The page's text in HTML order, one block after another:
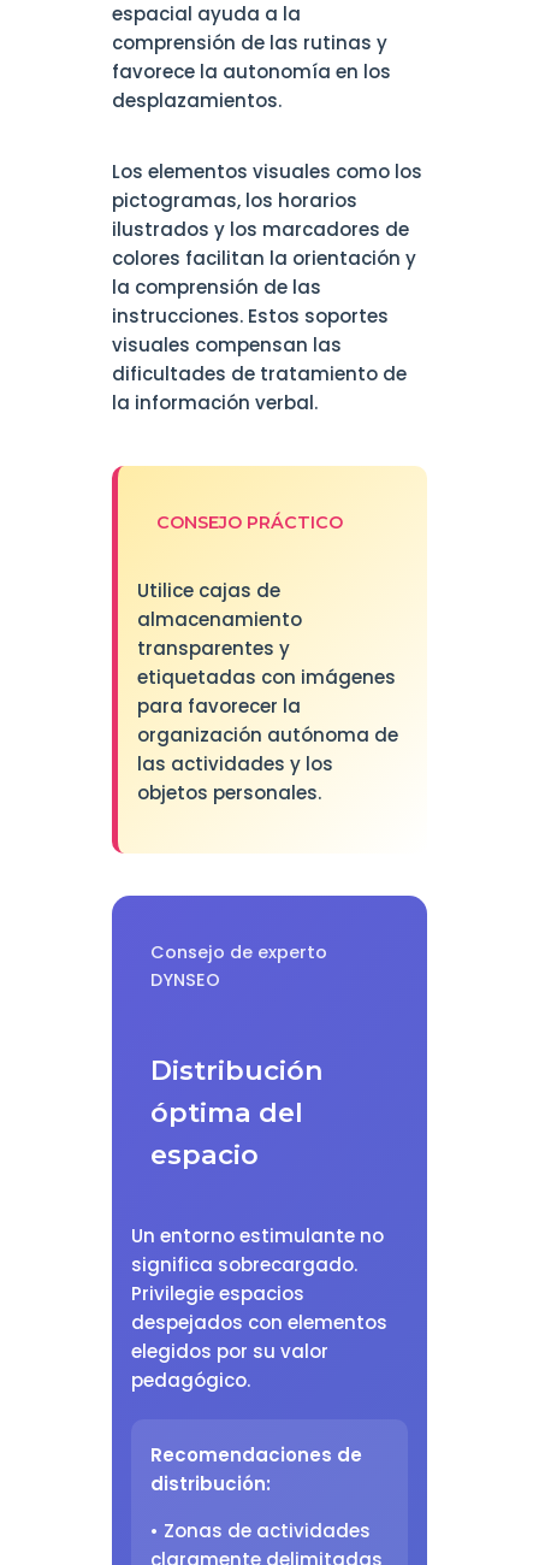
espacial ayuda a la
comprensión de las rutinas y
favorece la autonomía en los
desplazamientos.
Los elementos visuales como los
pictogramas, los horarios
ilustrados y los marcadores de
colores facilitan la orientación y
la comprensión de las
instrucciones. Estos soportes
visuales compensan las
dificultades de tratamiento de
la información verbal.
CONSEJO PRÁCTICO
Utilice cajas de
almacenamiento
transparentes y
etiquetadas con imágenes
para favorecer la
organización autónoma de
las actividades y los
objetos personales.
Consejo de experto
DYNSEO
Distribución
óptima del
espacio
Un entorno estimulante no
significa sobrecargado.
Privilegie espacios
despejados con elementos
elegidos por su valor
pedagógico.
Recomendaciones de
distribución:
• Zonas de actividades
claramente delimitadas